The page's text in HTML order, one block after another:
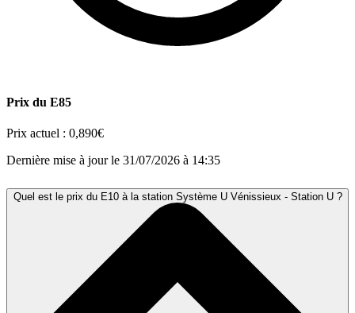
Prix du E85
Prix actuel : 0,890€
Dernière mise à jour le 31/07/2026 à 14:35
Quel est le prix du E10 à la station Système U Vénissieux - Station U ?